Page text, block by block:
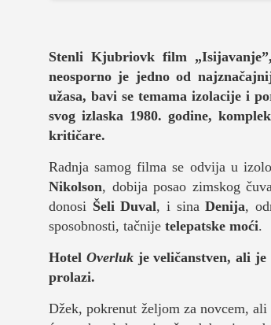
sdl
o
Stenli Kjubriovk film
neosporno je jedno od
užasa, bavi se temama izolacije i
svog izlaska 1980. godine,
kritičare.
Radnja samog filma se odvija u
Nikolson, dobija posao zimskog
donosi Šeli Duval, i sinaDenija,
sposobnosti, tačnije telepatske moći.
Hotel Overlukje veličanstven, ali je
prolazi.
Džek, pokrenut željom za novcem,